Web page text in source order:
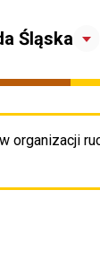
Śląska
organizacji